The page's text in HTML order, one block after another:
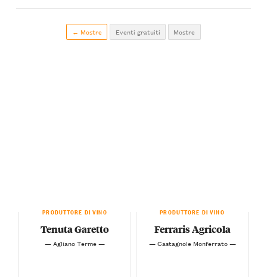
← Mostre Eventi gratuiti Mostre
PRODUTTORE DI VINO
Tenuta Garetto
— Agliano Terme —
PRODUTTORE DI VINO
Ferraris Agricola
— Castagnole Monferrato —